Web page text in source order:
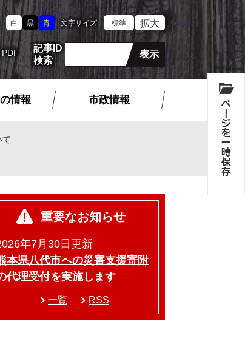
白 黒 青 文字サイズ 標準 拡大
PDF
記事ID
検索
情報 市政情報
重要なお知らせ
年7月30日更新
本県八代市への災害支援寄附
代理受付を実施します
一覧 RSS